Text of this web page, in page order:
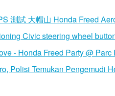
測試 大帽山 Honda Freed
Civic steering wheel
- Honda Freed Party @ Parc
Polisi Temukan Pengemudi